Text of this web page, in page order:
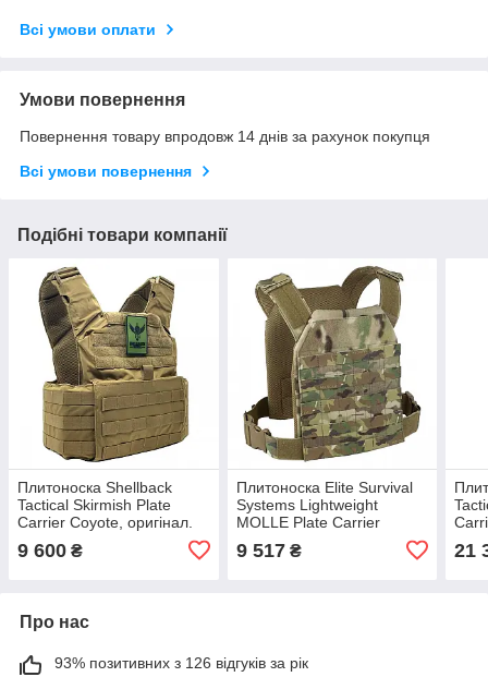
Всі умови оплати
Умови повернення
Повернення товару впродовж 14 днів за рахунок покупця
Всі умови повернення
Подібні товари компанії
Плитоноска Shellback
Tactical Skirmish Plate
Carrier Coyote, оригінал.
протягом 14 днів
9 600 ₴
Плитоноска Elite Survival
Systems Lightweight
MOLLE Plate Carrier
Доставка з США/ЄС
9 517₴ 21
Про нас
93% позитивних з 126 відгуків за рік